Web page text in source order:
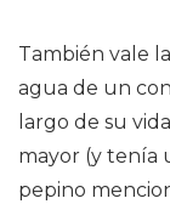
También vale
agua de un
largo de su
mayor (y tenía
pepino